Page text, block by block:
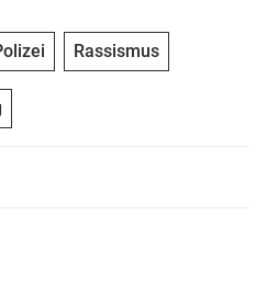
Rassismus